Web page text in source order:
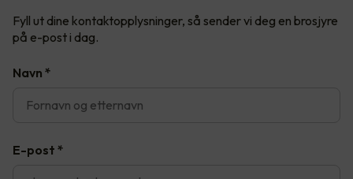
Fyll ut dine kontaktopplysninger, så sender vi deg en brosjyre
på e-post i dag.
Navn *
E-post *